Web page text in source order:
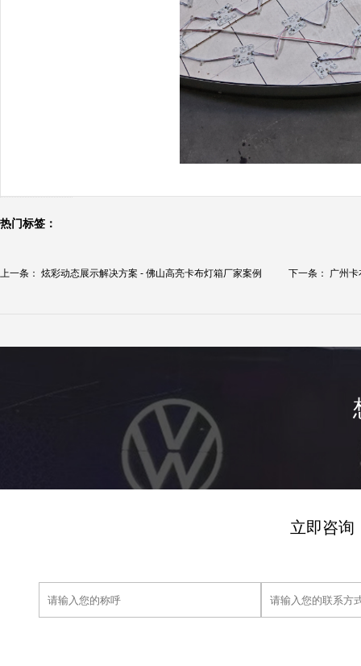
热门标签：
上一条： 炫彩动态展示解决方案 - 佛山高亮卡布灯箱厂家案例 下一条： 广州
立即咨询